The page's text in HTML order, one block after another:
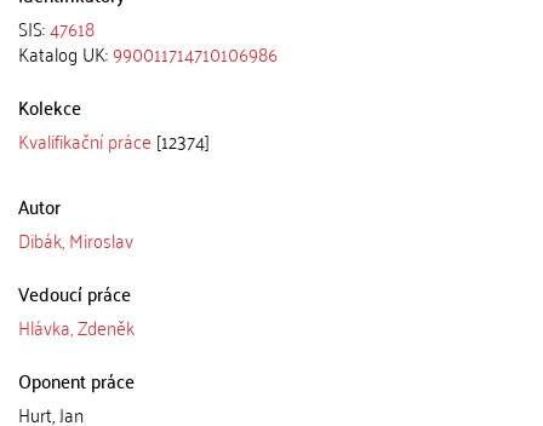
SIS:47618
Katalog UK:990011714710106986
Kolekce
Kvalifikační práce [12374]
Autor
Dibák, Miroslav
Vedoucí práce
Hlávka, Zdeněk
Oponent práce
Hurt, Jan